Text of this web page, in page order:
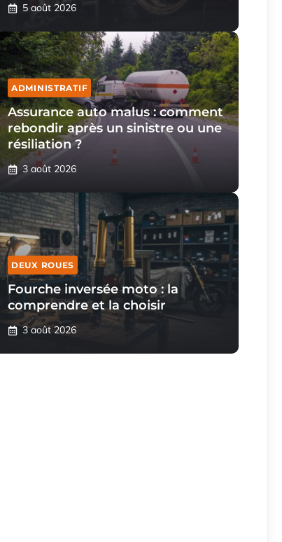
5 août 2026
ADMINISTRATIF
Assurance auto malus : comment
rebondir après un sinistre ou une
résiliation ?
3 août 2026
DEUX ROUES
Fourche inversée moto : la
comprendre et la choisir
3 août 2026